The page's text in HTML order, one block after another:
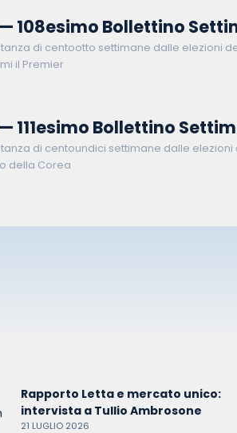
108esimo Bollettino
di centootto settimane dalle elezioni
il Premier
111esimo Bollettino
di centoundici settimane dalle
della Corea
Rapporto Letta e mercato unico:
intervista a Tullio Ambrosone
21 LUGLIO 2026